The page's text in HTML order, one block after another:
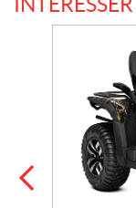
INTÉRESSER